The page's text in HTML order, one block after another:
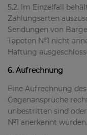
5.2. Im Einzelfall
Zahlungsarten
Sendungen von
Tapeten №1 nicht
Haftung
6. Aufrechnung
Eine Aufrechnung
Gegenansprüche
unbestritten sind
№1 anerkannt wurden.